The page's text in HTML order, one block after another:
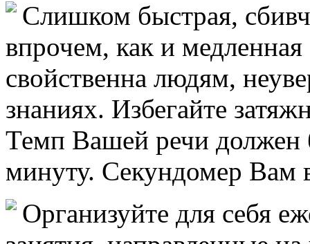
Слишком быстрая,
впрочем, как и
свойственна людям,
знаниях. Избегайте
Темп Вашей речи должен
минуту. Секундомер Вам
Организуйте для себя